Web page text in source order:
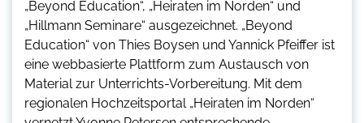
„Beyond Education“, „Heiraten im Norden“ und
„Hillmann Seminare“ ausgezeichnet. „Beyond
Education“ von Thies Boysen und Yannick Pfeiffer ist
eine webbasierte Plattform zum Austausch von
Material zur Unterrichts-Vorbereitung. Mit dem
regionalen Hochzeitsportal „Heiraten im Norden“